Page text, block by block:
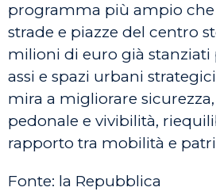
programma più ampio che
strade e piazze del centro
milioni di euro già stanziati
assi e spazi urbani
mira a migliorare
pedonale e vivibilità,
rapporto tra mobilità e
Fonte: la Repubblica